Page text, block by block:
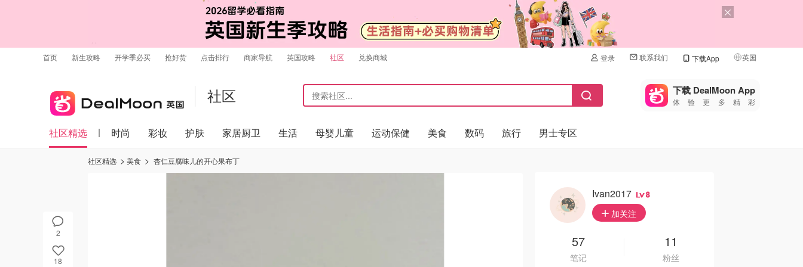
首页 新生攻略 开学季必买 抢好货 点击排行 商家导航 英国攻略 社区 兑换商城 登录 联系我们 下载App 英国
🇺🇸
🇨🇳 中国
社区 下载 DealMoon App
体验更多精彩
社区精选 时尚 彩妆 护肤 家居厨卫 生活 母婴儿童 运动保健 美食 数码 旅行 男士专区
2
18
社区精选 美食 杏仁豆腐味儿的开心果布丁
Ivan2017 8
加关注
57
笔记
11
粉丝